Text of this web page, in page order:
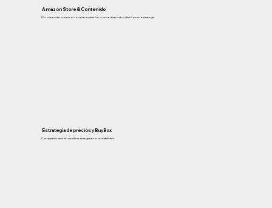
Amazon Store & Contenido
El contenido creativo no solo es diseño, convertimos tus diseños en estrategia.
Estrategia de precios y BuyBox
Competitividad sin sacrificar márgenes o rentabilidad.